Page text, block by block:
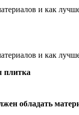
плитка
обладать